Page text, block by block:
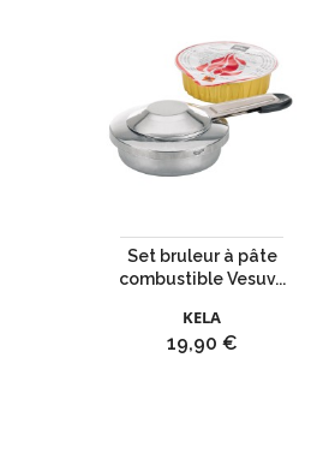
Set bruleur à pâte
combustible Vesuv...
KELA
Prix
19,90 €